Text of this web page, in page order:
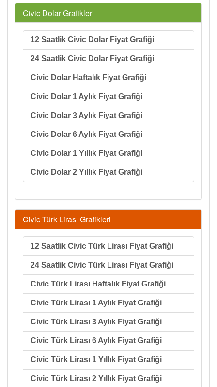
Civic Dolar Grafikleri
12 Saatlik Civic Dolar Fiyat Grafiği
24 Saatlik Civic Dolar Fiyat Grafiği
Civic Dolar Haftalık Fiyat Grafiği
Civic Dolar 1 Aylık Fiyat Grafiği
Civic Dolar 3 Aylık Fiyat Grafiği
Civic Dolar 6 Aylık Fiyat Grafiği
Civic Dolar 1 Yıllık Fiyat Grafiği
Civic Dolar 2 Yıllık Fiyat Grafiği
Civic Türk Lirası Grafikleri
12 Saatlik Civic Türk Lirası Fiyat Grafiği
24 Saatlik Civic Türk Lirası Fiyat Grafiği
Civic Türk Lirası Haftalık Fiyat Grafiği
Civic Türk Lirası 1 Aylık Fiyat Grafiği
Civic Türk Lirası 3 Aylık Fiyat Grafiği
Civic Türk Lirası 6 Aylık Fiyat Grafiği
Civic Türk Lirası 1 Yıllık Fiyat Grafiği
Civic Türk Lirası 2 Yıllık Fiyat Grafiği